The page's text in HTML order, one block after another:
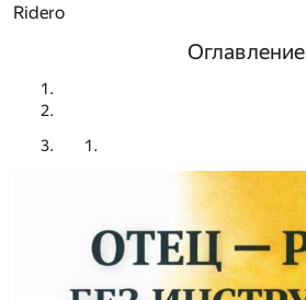
Ridero
Оглавление